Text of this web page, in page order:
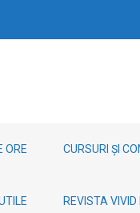
ORE CURSURI ȘI
REVISTA VIVID